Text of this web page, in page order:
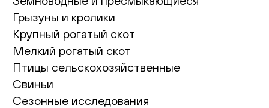
Грызуны и кролики
Крупный рогатый скот
Мелкий рогатый скот
Птицы сельскохозяйственные
Свиньи
Сезонные исследования